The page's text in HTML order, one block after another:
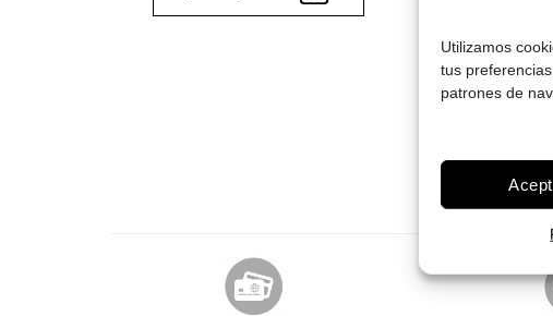
Utilizamos
tus
patrones de